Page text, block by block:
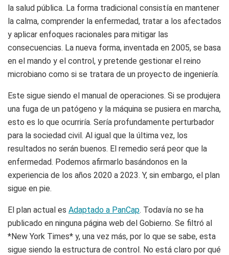
la salud pública. La forma tradicional consistía en mantener
la calma, comprender la enfermedad, tratar a los afectados
y aplicar enfoques racionales para mitigar las
consecuencias. La nueva forma, inventada en 2005, se basa
en el mando y el control, y pretende gestionar el reino
microbiano como si se tratara de un proyecto de ingeniería.
Este sigue siendo el manual de operaciones. Si se produjera
una fuga de un patógeno y la máquina se pusiera en marcha,
esto es lo que ocurriría. Sería profundamente perturbador
para la sociedad civil. Al igual que la última vez, los
resultados no serán buenos. El remedio será peor que la
enfermedad. Podemos afirmarlo basándonos en la
experiencia de los años 2020 a 2023. Y, sin embargo, el plan
sigue en pie.
El plan actual es Adaptado a PanCap. Todavía no se ha
publicado en ninguna página web del Gobierno. Se filtró al
*New York Times* y, una vez más, por lo que se sabe, esta
sigue siendo la estructura de control. No está claro por qué